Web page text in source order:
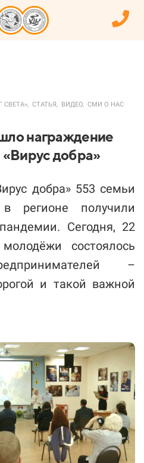
СВЕТА», СТАТЬЯ, ВИДЕО, СМИ О НАС
награждение
«Вирус добра»
добра» 553 семьи
регионе получили
Сегодня, 22
состоялось
–
и такой важной